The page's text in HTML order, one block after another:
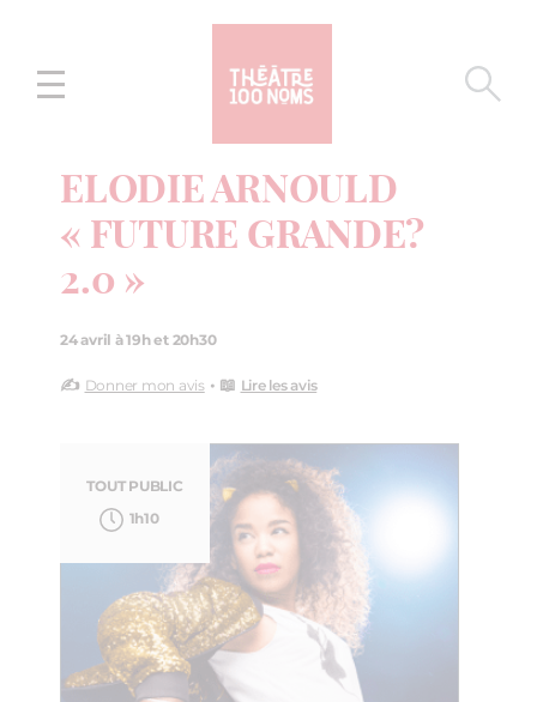
menu
ELODIE ARNOULD
« FUTURE GRANDE?
2.0 »
24 avril à 19h et 20h30
✍️ Donner mon avis• 📖 Lire les avis
TOUT PUBLIC
1h10